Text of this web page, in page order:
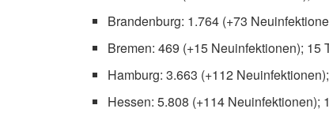
Brandenburg: 1.764 (+73
Bremen: 469 (+15 Neuinfektionen); 15
Hamburg: 3.663 (+112
Hessen: 5.808 (+114 Neuinfektionen);